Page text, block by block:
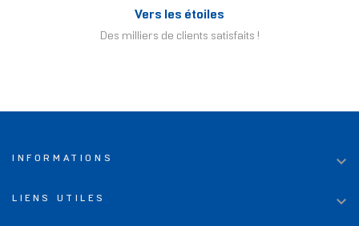
Vers les étoiles
Des milliers de clients satisfaits !
INFORMATIONS 
LIENS UTILES 